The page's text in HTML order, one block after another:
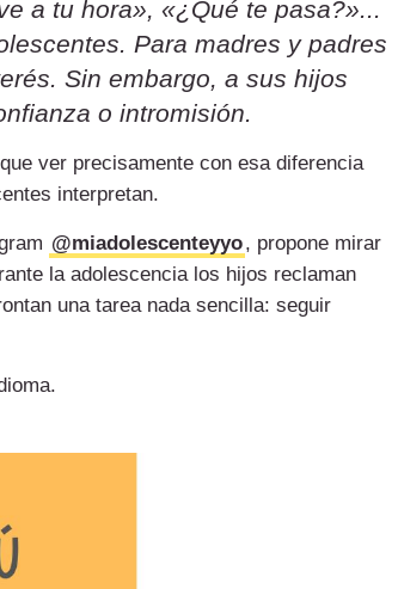
a tu hora», «¿Qué te pasa?»...
Para madres y padres
Sin embargo, a sus hijos
o intromisión.
ver precisamente con esa diferencia
interpretan.
@miadolescenteyyo, propone mirar
la adolescencia los hijos reclaman
una tarea nada sencilla: seguir